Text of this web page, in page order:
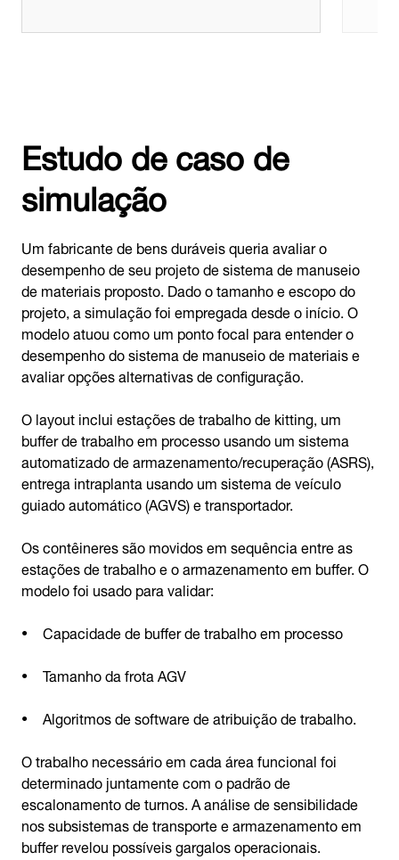
Estudo de caso de
simulação
Um fabricante de bens duráveis queria avaliar o
desempenho de seu projeto de sistema de manuseio
de materiais proposto. Dado o tamanho e escopo do
projeto, a simulação foi empregada desde o início. O
modelo atuou como um ponto focal para entender o
desempenho do sistema de manuseio de materiais e
avaliar opções alternativas de configuração.
O layout inclui estações de trabalho de kitting, um
buffer de trabalho em processo usando um sistema
automatizado de armazenamento/recuperação (ASRS),
entrega intraplanta usando um sistema de veículo
guiado automático (AGVS) e transportador.
Os contêineres são movidos em sequência entre as
estações de trabalho e o armazenamento em buffer. O
modelo foi usado para validar:
Capacidade de buffer de trabalho em processo
Tamanho da frota AGV
Algoritmos de software de atribuição de trabalho.
O trabalho necessário em cada área funcional foi
determinado juntamente com o padrão de
escalonamento de turnos. A análise de sensibilidade
nos subsistemas de transporte e armazenamento em
buffer revelou possíveis gargalos operacionais.